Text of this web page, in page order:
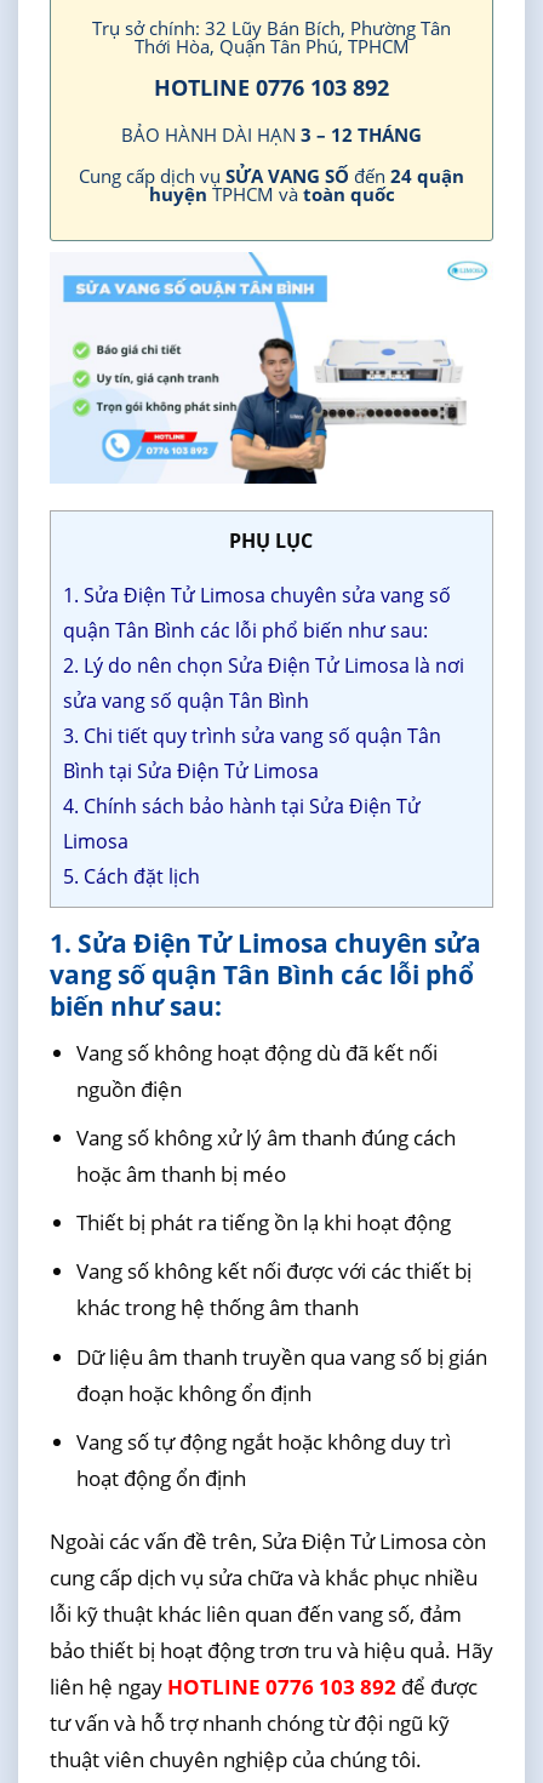
Trụ sở chính: 32 Lũy Bán Bích, Phường Tân
Thới Hòa, Quận Tân Phú, TPHCM
HOTLINE 0776 103 892
BẢO HÀNH DÀI HẠN 3 – 12 THÁNG
Cung cấp dịch vụ SỬA VANG SỐ đến 24 quận
huyện TPHCM và toàn quốc
PHỤ LỤC
1. Sửa Điện Tử Limosa chuyên sửa vang số
quận Tân Bình các lỗi phổ biến như sau:
2. Lý do nên chọn Sửa Điện Tử Limosa là nơi
sửa vang số quận Tân Bình
3. Chi tiết quy trình sửa vang số quận Tân
Bình tại Sửa Điện Tử Limosa
4. Chính sách bảo hành tại Sửa Điện Tử
Limosa
5. Cách đặt lịch
1. Sửa Điện Tử Limosa chuyên sửa
vang số quận Tân Bình các lỗi phổ
biến như sau:
Vang số không hoạt động dù đã kết nối
nguồn điện
Vang số không xử lý âm thanh đúng cách
hoặc âm thanh bị méo
Thiết bị phát ra tiếng ồn lạ khi hoạt động
Vang số không kết nối được với các thiết bị
khác trong hệ thống âm thanh
Dữ liệu âm thanh truyền qua vang số bị gián
đoạn hoặc không ổn định
Vang số tự động ngắt hoặc không duy trì
hoạt động ổn định
Ngoài các vấn đề trên, Sửa Điện Tử Limosa còn
cung cấp dịch vụ sửa chữa và khắc phục nhiều
lỗi kỹ thuật khác liên quan đến vang số, đảm
bảo thiết bị hoạt động trơn tru và hiệu quả. Hãy
liên hệ ngay HOTLINE 0776 103 892để được
tư vấn và hỗ trợ nhanh chóng từ đội ngũ kỹ
thuật viên chuyên nghiệp của chúng tôi.